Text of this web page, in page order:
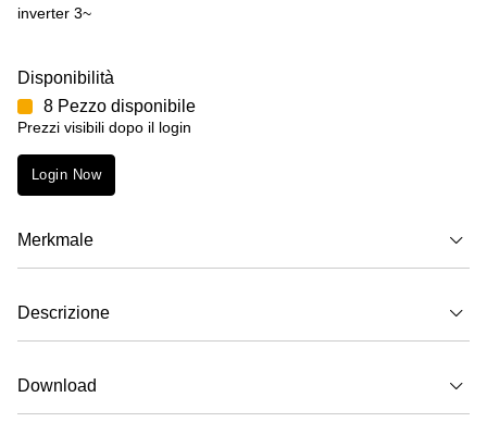
inverter 3~
Disponibilità
8 Pezzo disponibile
Prezzi visibili dopo il login
Login Now
Merkmale
Descrizione
Download